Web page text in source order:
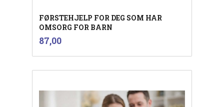
FØRSTEHJELP FOR DEG SOM HAR
OMSORG FOR BARN
Pris
87,00mva.